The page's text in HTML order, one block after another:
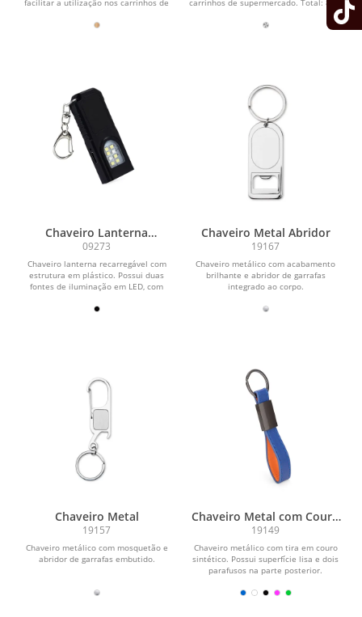
Chaveiro Lanterna
Recarregável
09273
Chaveiro lanterna recarregável com
estrutura em plástico. Possui duas
fontes de iluminação em LED, com
Chaveiro Metal Abridor
19167
Chaveiro metálico com acabamento
brilhante e abridor de garrafas
integrado ao corpo.
Chaveiro Metal
19157
Chaveiro metálico com mosquetão e
abridor de garrafas embutido.
Chaveiro Metal com Couro
Sintético
19149
Chaveiro metálico com tira em couro
sintético. Possui superfície lisa e dois
parafusos na parte posterior.